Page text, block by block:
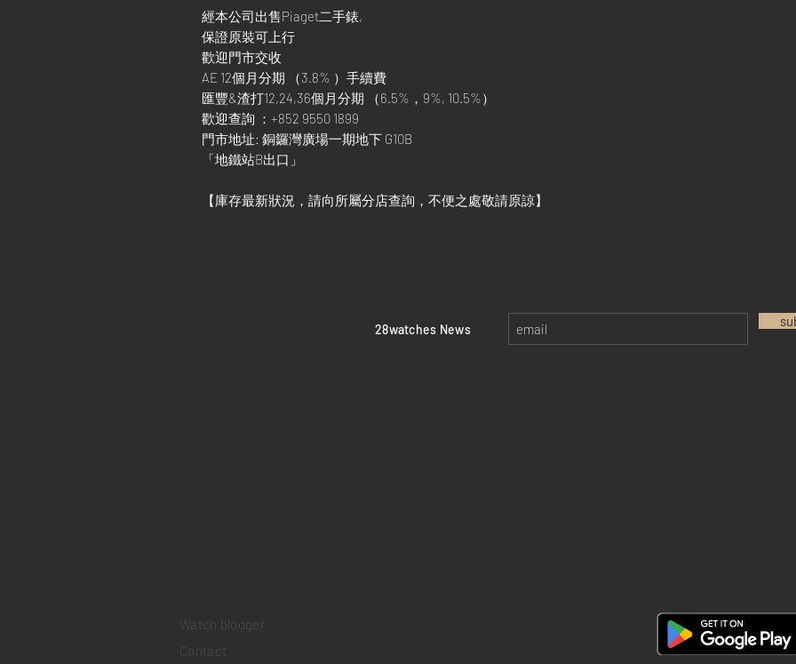
經本公司出售Piaget二手錶,
保證原裝可上行
歡迎門市交收
AE 12個月分期 （3.8% ）手續費
匯豐&渣打12,24,36個月分期 （6.5%，9%, 10.5%）
歡迎查詢 ：+852 9550 1899
門市地址: 銅鑼灣廣場一期地下 G10B
「地鐵站B出口」
【庫存最新狀況，請向所屬分店查詢，不便之處敬請原諒】
​28watches News
Watch blogger
Contact